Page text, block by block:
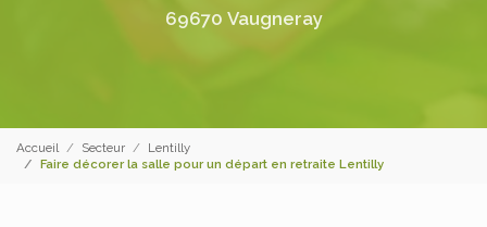
69670 Vaugneray
Accueil Secteur
Lentilly
Faire décorer la salle pour un départ en retraite Lentilly